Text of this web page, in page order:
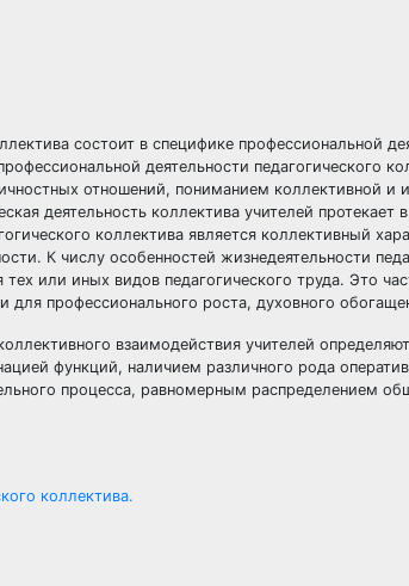
состоит в специфике профессиональной
деятельности педагогического
отношений, пониманием коллективной и
деятельность коллектива учителей
коллектива является коллективный
К числу особенностей жизнедеятельности
или иных видов педагогического труда. Это
для профессионального роста, духовного
взаимодействия учителей
функций, наличием различного рода
процесса, равномерным распределением
коллектива.